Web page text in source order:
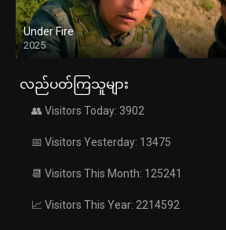
Under Fire
2025
လည်ပတ်ကြသူများ
👥 Visitors Today: 3902
📅 Visitors Yesterday: 13475
📆 Visitors This Month: 125241
📈 Visitors This Year: 2214592